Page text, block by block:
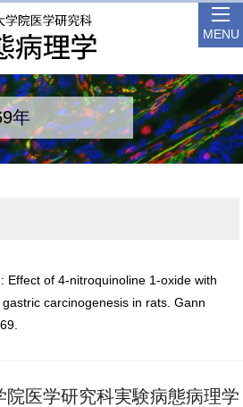
MENU
年
Effect of 4-nitroquinoline 1-oxide with
carcinogenesis in rats. Gann
医学研究科実験病態病理学